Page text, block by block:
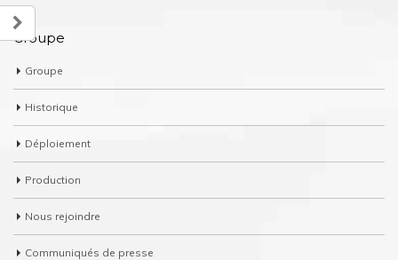
Groupe
Groupe
Historique
Déploiement
Production
Nous rejoindre
Communiqués de presse